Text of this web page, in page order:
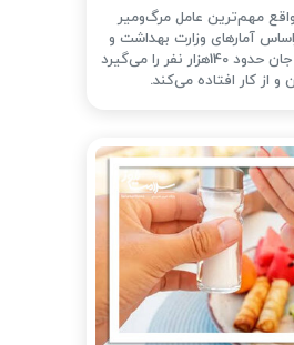
مهم‌ترین عامل مرگ‌ومیر
آمارهای وزارت بهداشت و
ثبت احوال، سالانه دست‌کم جان حدود 140هزار نفر را می‌گیرد
و از کار افتاده می‌کند.